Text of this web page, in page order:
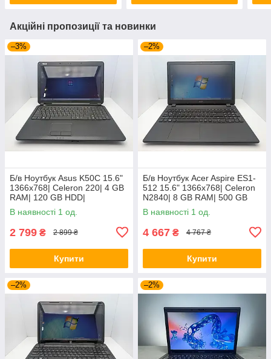
Акційні пропозиції та новинки
–3%
Б/в Ноутбук Asus K50C 15.6"
1366x768| Celeron 220| 4 GB
RAM| 120 GB HDD|
В наявності 1 од.
2 799 ₴ 2 899 ₴
Купити
–2%
Б/в Ноутбук Acer Aspire ES1-
512 15.6" 1366x768| Celeron
N2840| 8 GB RAM| 500 GB
HDD| HD
В наявності 1 од.
4 667 ₴ 4 767 ₴
Купити
–2% –2%